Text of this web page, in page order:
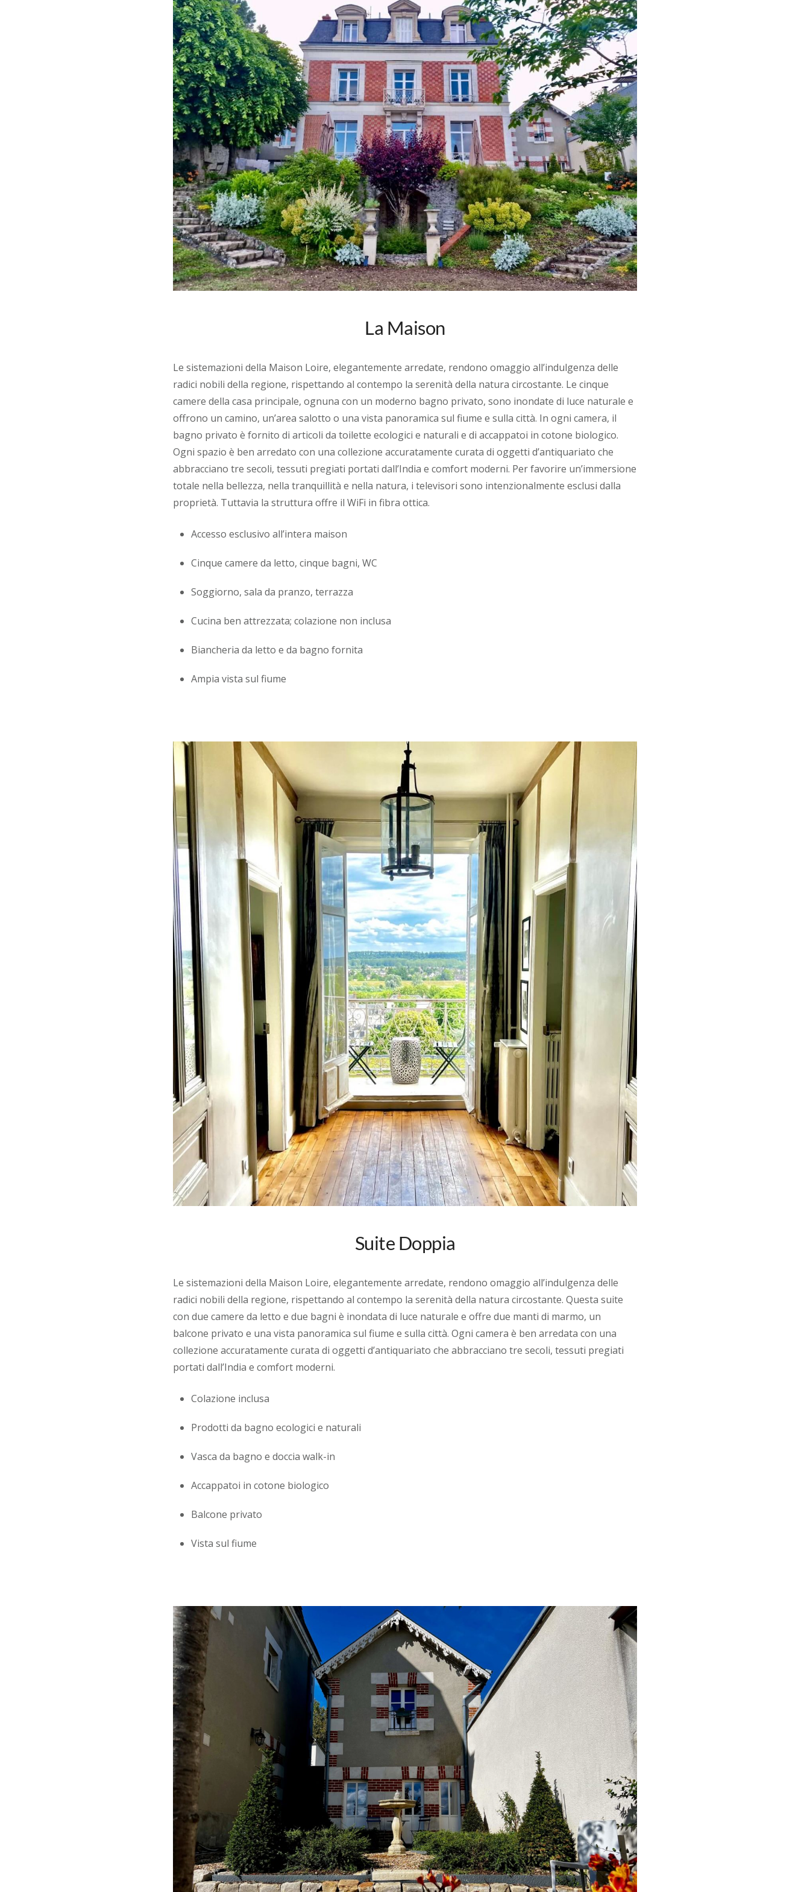
La Maison
Le sistemazioni della Maison Loire, elegantemente arredate, rendono omaggio all’indulgenza delle
radici nobili della regione, rispettando al contempo la serenità della natura circostante. Le cinque
camere della casa principale, ognuna con un moderno bagno privato, sono inondate di luce naturale e
offrono un camino, un’area salotto o una vista panoramica sul fiume e sulla città. In ogni camera, il
bagno privato è fornito di articoli da toilette ecologici e naturali e di accappatoi in cotone biologico.
Ogni spazio è ben arredato con una collezione accuratamente curata di oggetti d’antiquariato che
abbracciano tre secoli, tessuti pregiati portati dall’India e comfort moderni. Per favorire un’immersione
totale nella bellezza, nella tranquillità e nella natura, i televisori sono intenzionalmente esclusi dalla
proprietà. Tuttavia la struttura offre il WiFi in fibra ottica.
Accesso esclusivo all’intera maison
Cinque camere da letto, cinque bagni, WC
Soggiorno, sala da pranzo, terrazza
Cucina ben attrezzata; colazione non inclusa
Biancheria da letto e da bagno fornita
Ampia vista sul fiume
Suite Doppia
Le sistemazioni della Maison Loire, elegantemente arredate, rendono omaggio all’indulgenza delle
radici nobili della regione, rispettando al contempo la serenità della natura circostante. Questa suite
con due camere da letto e due bagni è inondata di luce naturale e offre due manti di marmo, un
balcone privato e una vista panoramica sul fiume e sulla città. Ogni camera è ben arredata con una
collezione accuratamente curata di oggetti d’antiquariato che abbracciano tre secoli, tessuti pregiati
portati dall’India e comfort moderni.
Colazione inclusa
Prodotti da bagno ecologici e naturali
Vasca da bagno e doccia walk-in
Accappatoi in cotone biologico
Balcone privato
Vista sul fiume